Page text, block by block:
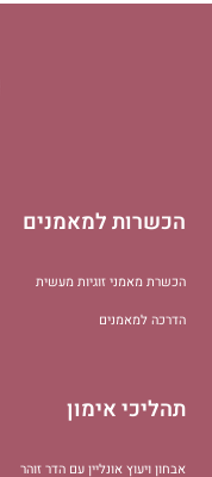
הכשרות למאמנים
הכשרת מאמני זוגיות מעשית
הדרכה למאמנים
תהליכי אימון
אבחון ויעוץ אונליין עם הדר זוהר